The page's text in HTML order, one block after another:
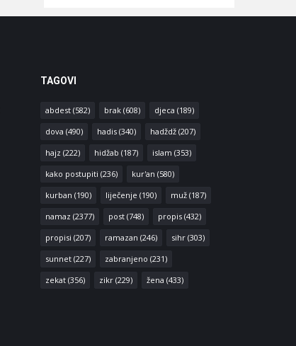
TAGOVI
abdest(582) brak(608) djeca (189)
dova (490) hadis(340) hadždž(207)
hajz (222) hidžab (187) islam (353)
kako postupiti (236) kur'an (580)
kurban (190) liječenje (190) muž(187)
namaz (2377) post(748) propis(432)
propisi (207) ramazan (246) sihr(303)
sunnet(227) zabranjeno (231)
zekat(356) zikr(229) žena (433)